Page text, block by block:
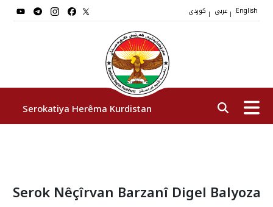
| | English
Serokatiya Herêma Kurdistan
Cîgirên Serok
Serok Nêçîrvan Barzanî Digel Balyoza